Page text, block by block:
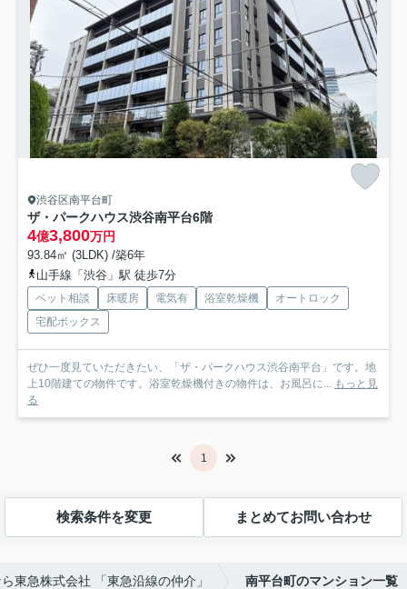
渋谷区南平台町
ザ・パークハウス渋谷南平台6階
4億3,800万円
93.84㎡ (3LDK) /築6年
山手線「渋谷」駅 徒歩7分
ペット相談 床暖房 電気有 浴室乾燥機
オートロック
宅配ボックス
ぜひ一度見ていただきたい、「ザ・パークハウス渋谷南平台」です。地
上10階建ての物件です。浴室乾燥機付きの物件は、お風呂に...
もっと見
る
1
検索条件を変更 まとめてお問い合わせ
東急株式会社 「東急沿線の仲介」 南平台町のマンション一覧